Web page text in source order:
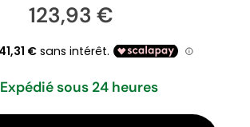
123,93 €
Expédié sous 24 heures